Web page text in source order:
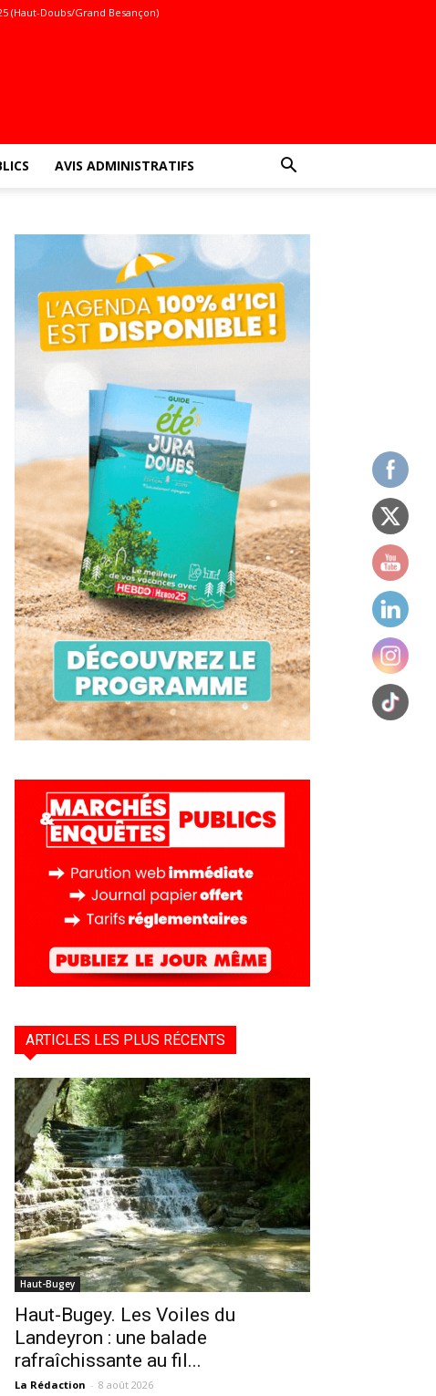
(Haut-Doubs/Grand Besançon)
AVIS ADMINISTRATIFS
ARTICLES LES PLUS RÉCENTS
Haut-Bugey
Haut-Bugey. Les Voiles du
Landeyron : une balade
rafraîchissante au fil...
La Rédaction - 8 août 2026